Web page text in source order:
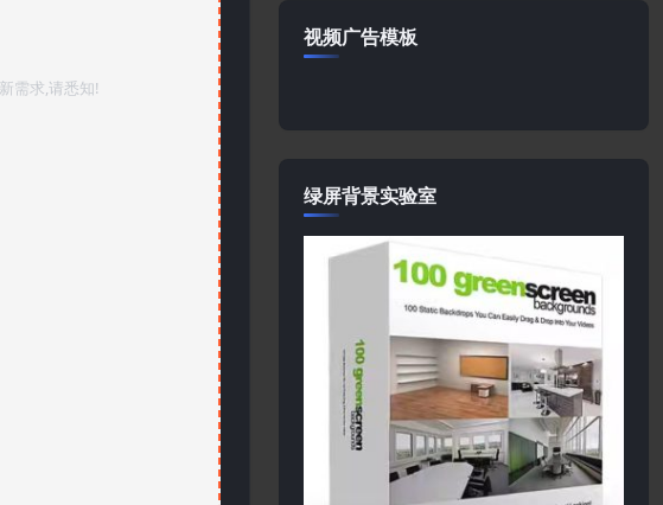
需求,请悉知!
视频广告模板
绿屏背景实验室